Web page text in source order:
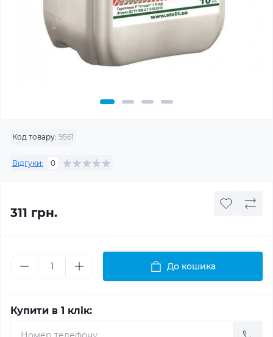
Код товару: 9561
Відгуки: 0
311 грн.
До кошика
Купити в 1 клік: